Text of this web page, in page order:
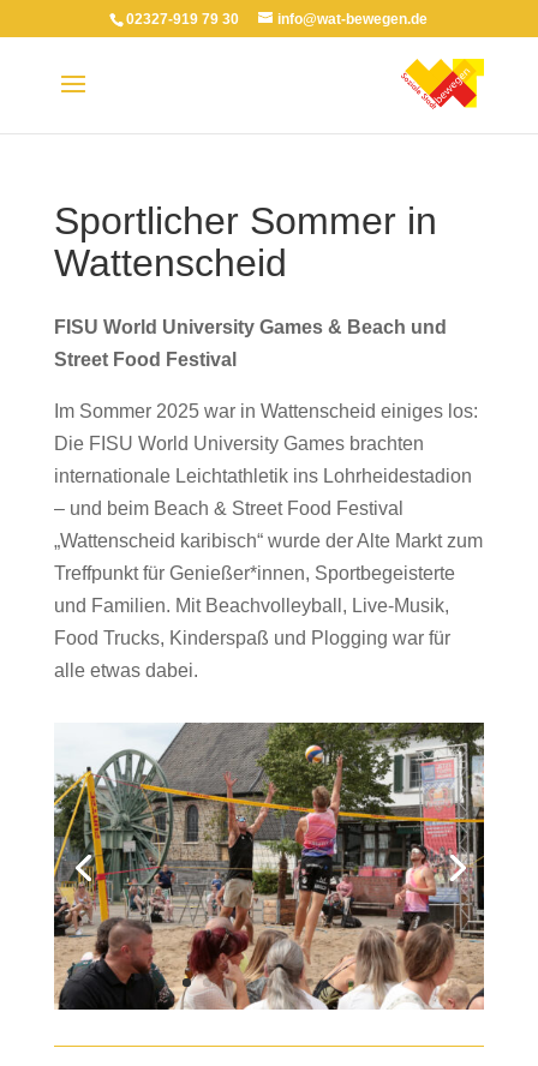
02327-919 79 30 info@wat-bewegen.de
Sportlicher Sommer in
Wattenscheid
FISU World University Games & Beach und
Street Food Festival
Im Sommer 2025 war in Wattenscheid einiges los:
Die FISU World University Games brachten
internationale Leichtathletik ins Lohrheidestadion
– und beim Beach & Street Food Festival
„Wattenscheid karibisch“ wurde der Alte Markt zum
Treffpunkt für Genießer*innen, Sportbegeisterte
und Familien. Mit Beachvolleyball, Live-Musik,
Food Trucks, Kinderspaß und Plogging war für
alle etwas dabei.